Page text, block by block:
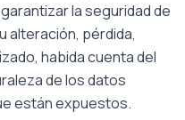
la seguridad de
alteración, pérdida,
habida cuenta del
de los datos
están expuestos.